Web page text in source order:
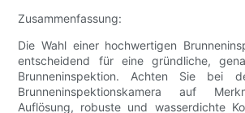
Zusammenfassung:
Die Wahl einer hochwertigen
entscheidend für eine gründliche,
Brunneninspektion. Achten Sie bei
Brunneninspektionskamera auf
Auflösung, robuste und wasserdichte